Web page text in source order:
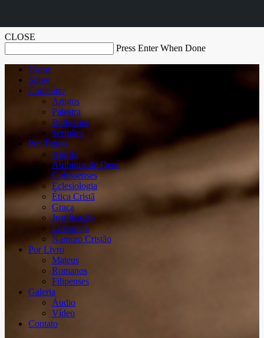
CLOSE
Press Enter When Done
Home
Sobre
Conteúdo
Artigos
Palestra
Reflexões
Sermões
Por Temas
Aborto
Atributos de Deus
Colossenses
Eclesiologia
Ética Cristã
Graça
Justificação
Liderança
Namoro Cristão
Por Livro
Mateus
Romanos
Filipenses
Galeria
Áudio
Vídeo
Contato